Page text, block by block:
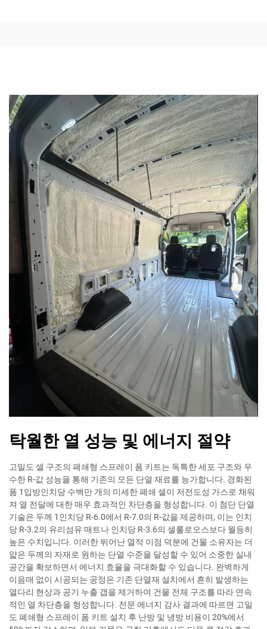
탁월한 열 성능 및 에너지 절약
고밀도 셀 구조의 폐쇄형 스프레이 폼 키트는 독특한 세포 구조와 우
수한 R-값 성능을 통해 기존의 모든 단열 재료를 능가합니다. 경화된
폼 1입방인치당 수백만 개의 미세한 폐쇄 셀이 저전도성 가스로 채워
져 열 전달에 대한 매우 효과적인 차단층을 형성합니다. 이 첨단 단열
기술은 두께 1인치당 R-6.0에서 R-7.0의 R-값을 제공하며, 이는 인치
당 R-3.2의 유리섬유 매트나 인치당 R-3.6의 셀룰로오스보다 월등히
높은 수치입니다. 이러한 뛰어난 열적 이점 덕분에 건물 소유자는 더
얇은 두께의 자재로 원하는 단열 수준을 달성할 수 있어 소중한 실내
공간을 확보하면서 에너지 효율을 극대화할 수 있습니다. 완벽하게
이음매 없이 시공되는 공정은 기존 단열재 설치에서 흔히 발생하는
열다리 현상과 공기 누출 갭을 제거하여 건물 전체 구조를 따라 연속
적인 열 차단층을 형성합니다. 전문 에너지 감사 결과에 따르면 고밀
도 폐쇄형 스프레이 폼 키트 설치 후 난방 및 냉방 비용이 20%에서